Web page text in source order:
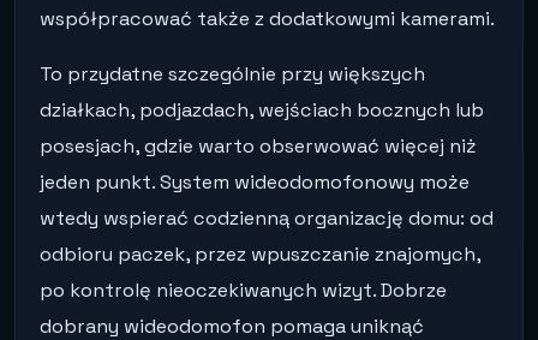
współpracować także z dodatkowymi kamerami.
To przydatne szczególnie przy większych
działkach, podjazdach, wejściach bocznych lub
posesjach, gdzie warto obserwować więcej niż
jeden punkt. System wideodomofonowy może
wtedy wspierać codzienną organizację domu: od
odbioru paczek, przez wpuszczanie znajomych,
po kontrolę nieoczekiwanych wizyt. Dobrze
dobrany wideodomofon pomaga uniknąć